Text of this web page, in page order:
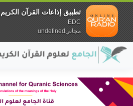
تطبيق إذاعات القرآن الكريم
EDC
مجانيundefined